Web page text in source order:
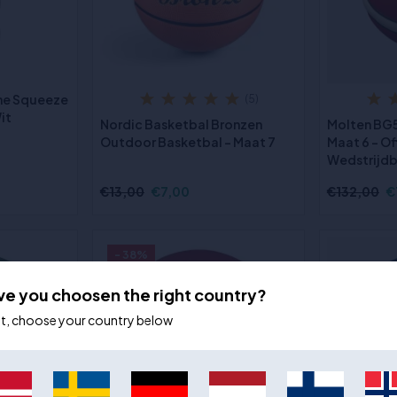
Squeeze
Nordic Basketbal Bronzen
Outdoor Basketbal - Maat 7
€13,00 €7,00
Molten
Maat 6 -
€132,00
you choosen the right country?
choose your country below